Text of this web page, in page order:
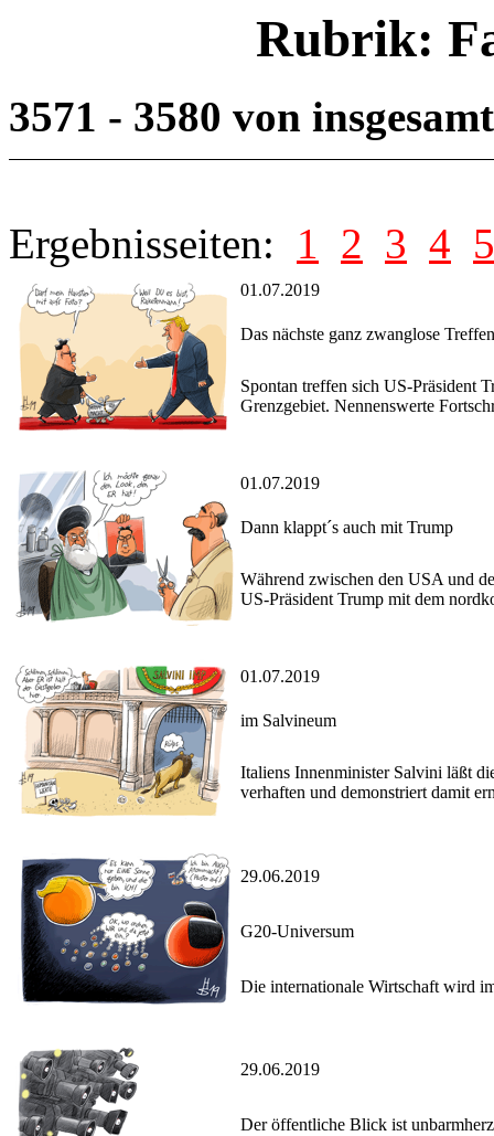
Rubrik:
3571 - 3580 von
Ergebnisseiten: 1 2 3 4 5
01.07.2019
Das nächste ganz zwanglose Treffen
Spontan treffen sich US-Präsident
Grenzgebiet. Nennenswerte
01.07.2019
Dann klappt´s auch mit Trump
Während zwischen den USA und
US-Präsident Trump mit dem
01.07.2019
im Salvineum
Italiens Innenminister Salvini läßt
verhaften und demonstriert damit
29.06.2019
G20-Universum
Die internationale Wirtschaft wird
29.06.2019
Der öffentliche Blick ist